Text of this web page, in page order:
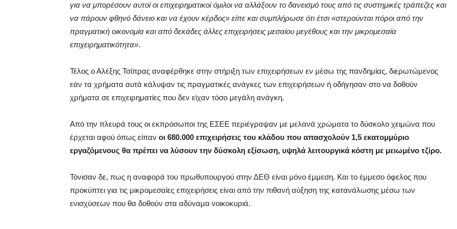
για να μπορέσουν αυτοί οι επιχειρηματικοί όμιλοι να αλλάξουν το δανεισμό τους από τις συστημικές τράπεζες και
να πάρουν φθηνό δάνειο και να έχουν κέρδος» είπε και συμπλήρωσε ότι έτσι «στερούνται πόροι από την
πραγματική οικονομία και από δεκάδες άλλες επιχειρήσεις μεσαίου μεγέθους και την μικρομεσαία
επιχειρηματικότητα».
Τέλος ο Αλέξης Τσίπρας αναφέρθηκε στην στήριξη των επιχειρήσεων εν μέσω της πανδημίας, διερωτώμενος
εάν τα χρήματα αυτά κάλυψαν τις πραγματικές ανάγκες των επιχειρήσεων ή οδήγησαν στο να δοθούν
χρήματα σε επιχειρηματίες που δεν είχαν τόσο μεγάλη ανάγκη.
Από την πλευρά τους οι εκπρόσωποι της ΕΣΕΕ περιέγραψαν με μελανά χρώματα το δύσκολο χειμώνα που
έρχεται αφού όπως είπαν οι 680.000 επιχειρήσεις του κλάδου που απασχολούν 1,5 εκατομμύριο
εργαζόμενους θα πρέπει να λύσουν την δύσκολη εξίσωση, υψηλά λειτουργικά κόστη με μειωμένο τζίρο.
Τόνισαν δε, πως η αναφορά του πρωθυπουργού στην ΔΕΘ είναι μόνο έμμεση. Και το έμμεσο όφελος που
προκύπτει για τις μικρομεσαίες επιχειρήσεις είναι από την πιθανή αύξηση της κατανάλωσης μέσω των
ενισχύσεων που θα δοθούν στα αδύναμα νοικοκυριά.